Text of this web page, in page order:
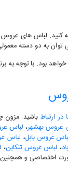
کنید. لباس های
توان به دو دسته
در ارتباط باشید. مزون
عروس بهشهر، لباس
عروس بابل، لباس
، لباس عروس تنکابن،
اختصاصی و همچنین